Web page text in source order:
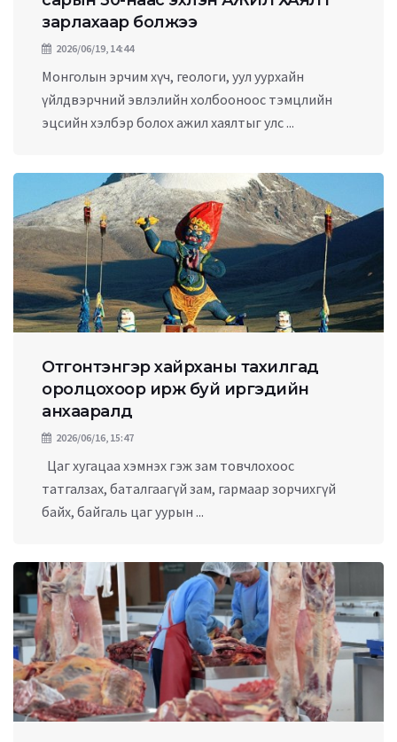
зарлахаар болжээ
2026/06/19, 14:44
Монголын эрчим хүч, геологи, уул уурхайн
үйлдвэрчний эвлэлийн холбооноос тэмцлийн
эцсийн хэлбэр болох ажил хаялтыг улс ...
Отгонтэнгэр хайрханы тахилгад
оролцохоор ирж буй иргэдийн
анхааралд
2026/06/16, 15:47
Цаг хугацаа хэмнэх гэж зам товчлохоос
татгалзах, баталгаагүй зам, гармаар зорчихгүй
байх, байгаль цаг уурын ...